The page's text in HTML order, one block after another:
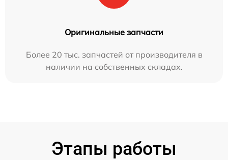
Оригинальные запчасти
Более 20 тыс. запчастей от производителя в
наличии на собственных складах.
Этапы работы